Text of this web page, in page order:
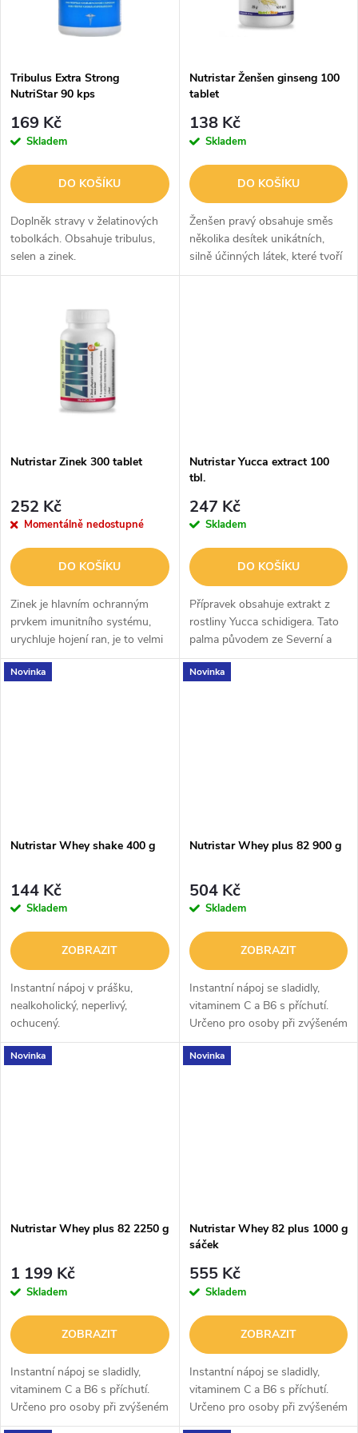
p
r
o
d
u
s
p
r
o
d
u
Tribulus Extra Strong
NutriStar 90 kps
169 Kč
Skladem
DO KOŠÍKU
Doplněk stravy v želatinových
tobolkách. Obsahuje tribulus,
selen a zinek.
Nutristar Ženšen ginseng 100
tablet
138 Kč
Skladem
DO KOŠÍKU
Ženšen pravý obsahuje směs
několika desítek unikátních,
silně účinných látek, které tvoří
více něž 20% hmotnosti
Nutristar Zinek 300 tablet
252 Kč
Momentálně nedostupné
DO KOŠÍKU
Zinek je hlavním ochranným
prvkem imunitního systému,
urychluje hojení ran, je to velmi
důležitý prvek pro anabolizaci
svalových bílkovin (růst svalů)
Nutristar Yucca extract 100
tbl.
247 Kč
Skladem
DO KOŠÍKU
Přípravek obsahuje extrakt z
rostliny Yucca schidigera. Tato
palma původem ze Severní a
Jižní Ameriky je ceněná
především pro vysoký obsah
Novinka
Nutristar Whey shake 400 g
144 Kč
Skladem
ZOBRAZIT
Instantní nápoj v prášku,
nealkoholický, neperlivý,
ochucený.
Novinka
Nutristar Whey plus 82 900 g
504 Kč
Skladem
ZOBRAZIT
Instantní nápoj se sladidly,
vitaminem C a B6 s příchutí.
Určeno pro osoby při zvýšeném
tělesném výkonu
Novinka
Nutristar Whey plus 82 2250 g
1 199 Kč
Skladem
ZOBRAZIT
Instantní nápoj se sladidly,
vitaminem C a B6 s příchutí.
Určeno pro osoby při zvýšeném
tělesném výkonu
Novinka
Nutristar Whey 82 plus 1000 g
sáček
555 Kč
Skladem
ZOBRAZIT
Instantní nápoj se sladidly,
vitaminem C a B6 s příchutí.
Určeno pro osoby při zvýšeném
tělesném výkonu